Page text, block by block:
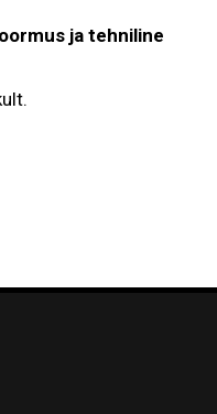
ja tehniline